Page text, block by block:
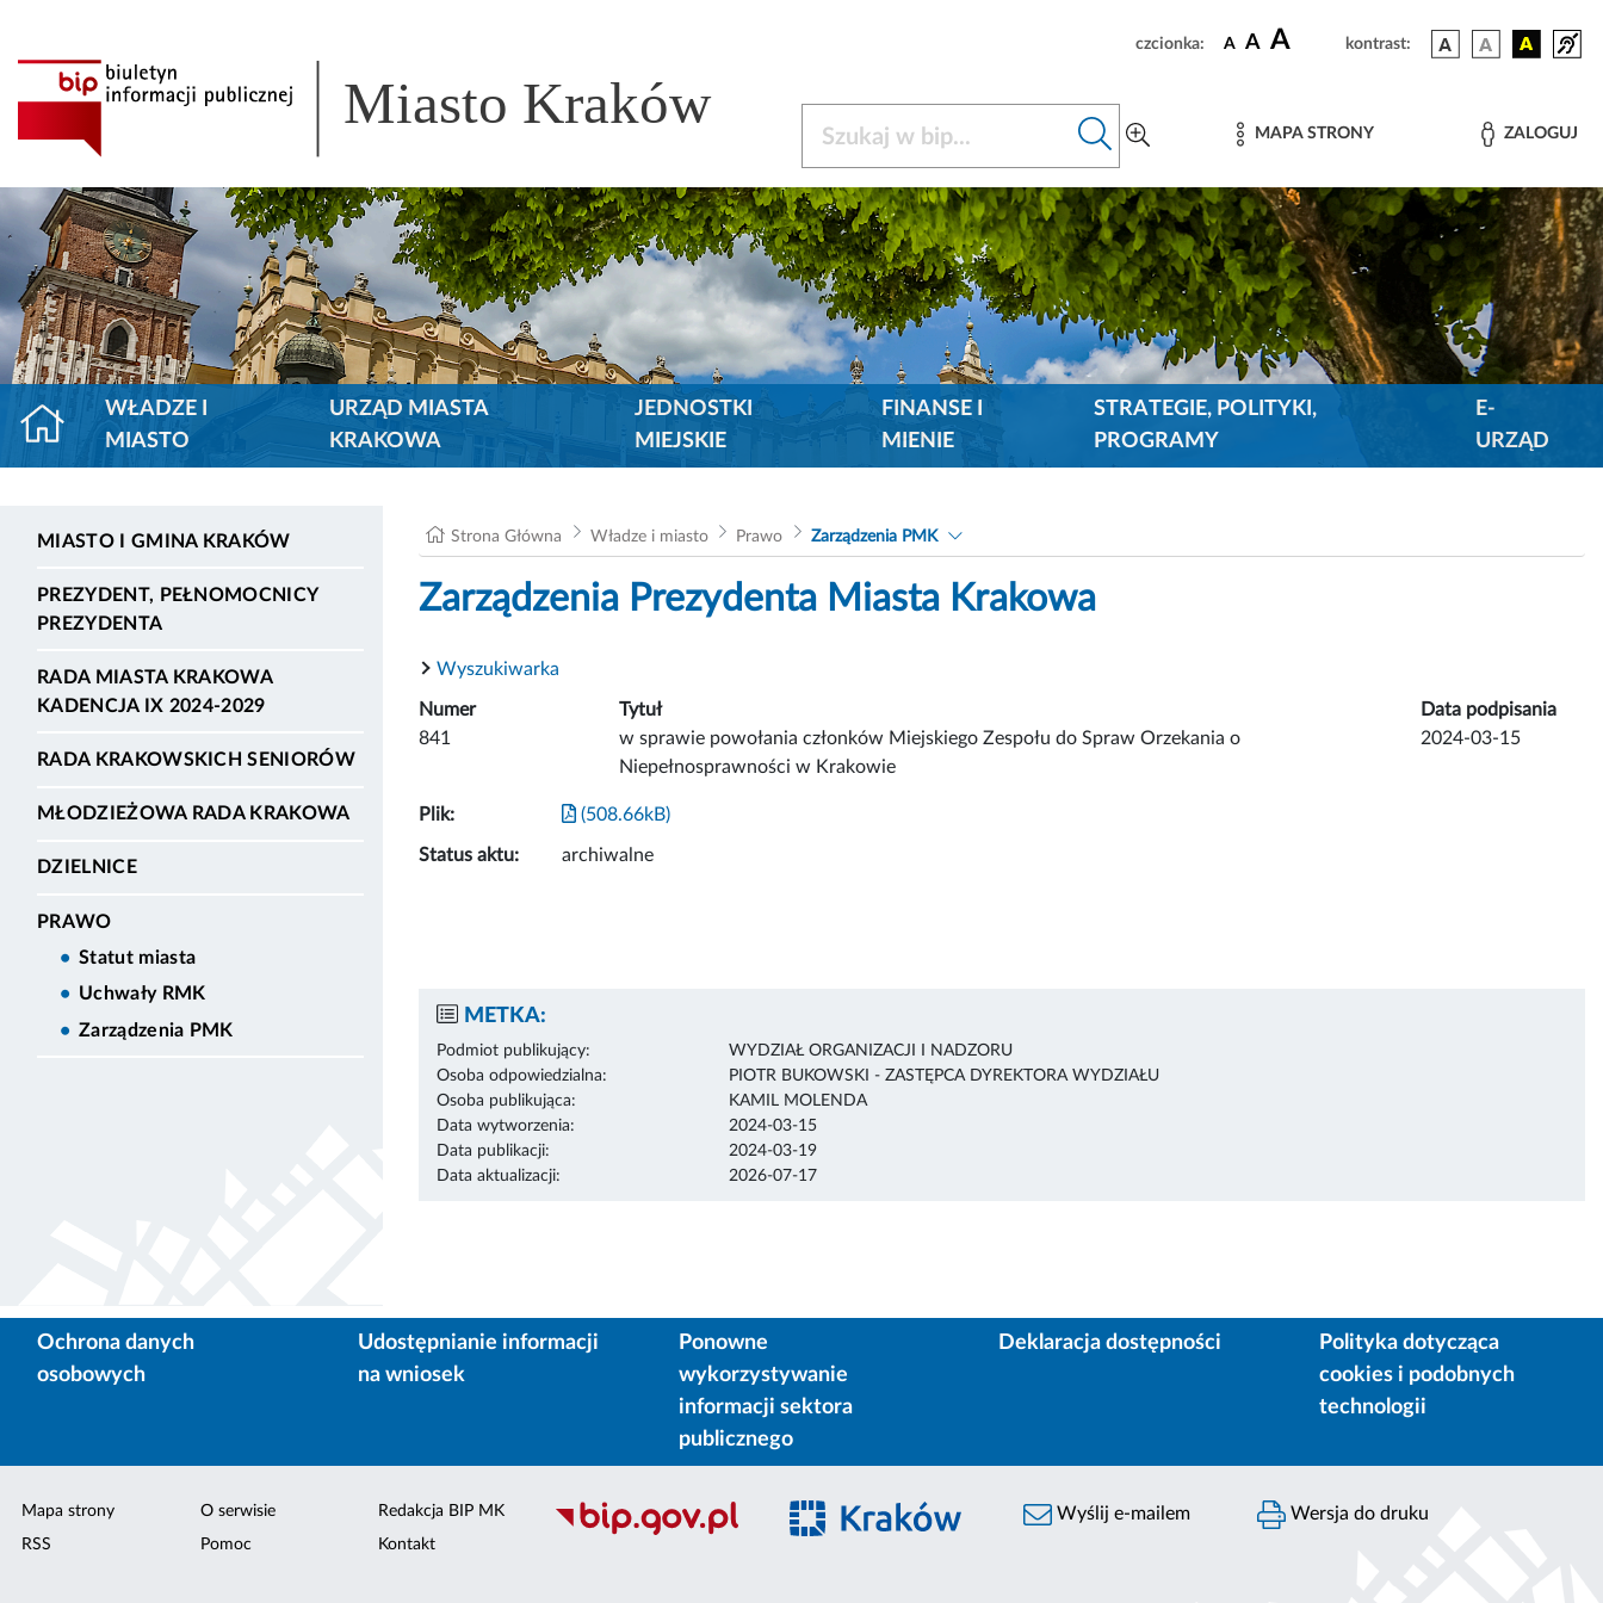
czcionka: A A A kontrast:
Miasto Kraków MAPA STRONY ZALOGUJ
WŁADZE I
MIASTO
URZĄD MIASTA
KRAKOWA
JEDNOSTKI
MIEJSKIE
FINANSE I
MIENIE
STRATEGIE, POLITYKI,
PROGRAMY
E-
URZĄD
MIASTO I GMINA KRAKÓW
PREZYDENT, PEŁNOMOCNICY
PREZYDENTA
RADA MIASTA KRAKOWA
KADENCJA IX 2024-2029
RADA KRAKOWSKICH SENIORÓW
MŁODZIEŻOWA RADA KRAKOWA
DZIELNICE
PRAWO
Statut miasta
Uchwały RMK
Zarządzenia PMK
Strona Główna Władze i miasto Prawo Zarządzenia PMK
Zarządzenia Prezydenta Miasta Krakowa
Wyszukiwarka
Numer Tytuł
Data podpisania
841
w sprawie powołania członków Miejskiego Zespołu do Spraw Orzekania o
Niepełnosprawności w Krakowie
2024-03-15
Plik: (508.66kB)
Status aktu: archiwalne
METKA:
Podmiot publikujący:
WYDZIAŁ ORGANIZACJI I NADZORU
Osoba odpowiedzialna:
PIOTR BUKOWSKI - ZASTĘPCA DYREKTORA WYDZIAŁU
Osoba publikująca:
KAMIL MOLENDA
Data wytworzenia:
2024-03-15
Data publikacji:
2024-03-19
Data aktualizacji:
2026-07-17
Ochrona danych
osobowych
Udostępnianie informacji
na wniosek
Ponowne
wykorzystywanie
informacji sektora
publicznego
Deklaracja dostępności
Polityka dotycząca
cookies i podobnych
technologii
Mapa strony
RSS
O serwisie
Pomoc
Redakcja BIP MK
Kontakt
Wyślij e-mailem Wersja do druku